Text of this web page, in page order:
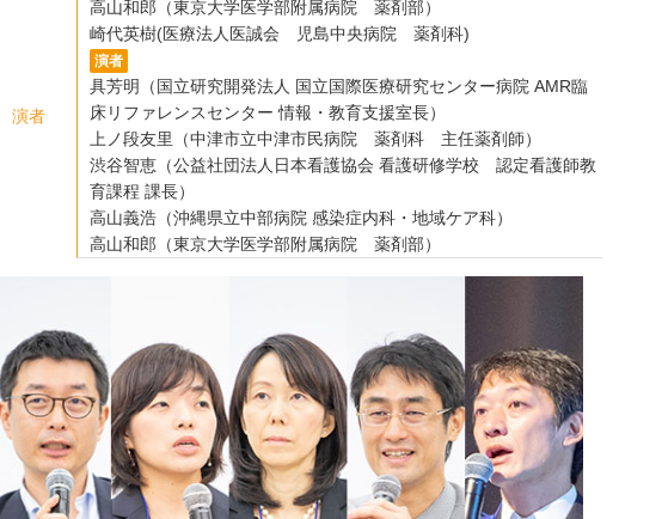
演者
高山和郎（東京大学医学部附属病院 薬剤部）
崎代英樹(医療法人医誠会 児島中央病院 薬剤科)
演者
具芳明（国立研究開発法人 国立国際医療研究センター病院 AMR臨
床リファレンスセンター 情報・教育支援室長）
上ノ段友里（中津市立中津市民病院 薬剤科 主任薬剤師）
渋谷智恵（公益社団法人日本看護協会 看護研修学校 認定看護師教
育課程 課長）
高山義浩（沖縄県立中部病院 感染症内科・地域ケア科）
高山和郎（東京大学医学部附属病院 薬剤部）